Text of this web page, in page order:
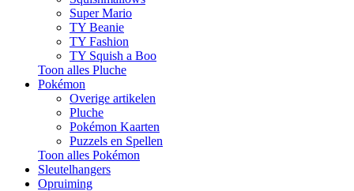
Super Mario
TY Beanie
TY Fashion
TY Squish a Boo
Toon alles Pluche
Pokémon
Overige artikelen
Pluche
Pokémon Kaarten
Puzzels en Spellen
Toon alles Pokémon
Sleutelhangers
Opruiming